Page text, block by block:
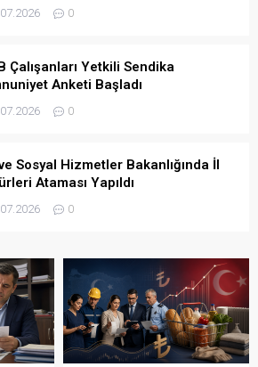
0
Çalışanları Yetkili Sendika
Anketi Başladı
0
Sosyal Hizmetler Bakanlığında İl
Ataması Yapıldı
0